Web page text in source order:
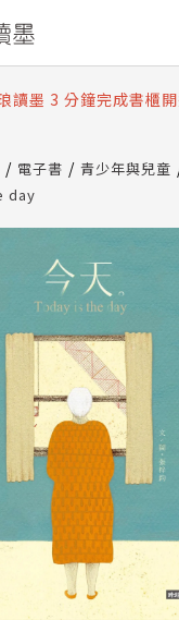
讀墨數位閱讀資產合
讀墨書櫃開通常見問題
讀墨 3 分鐘完成書櫃
讀墨數位閱讀資產合併
電子書 青少年與兒童
day